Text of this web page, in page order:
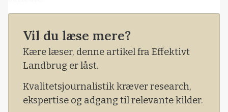
Vil du læse mere?
Kære læser, denne artikel fra Effektivt
Landbrug er låst.
Kvalitetsjournalistik kræver research,
ekspertise og adgang til relevante kilder.